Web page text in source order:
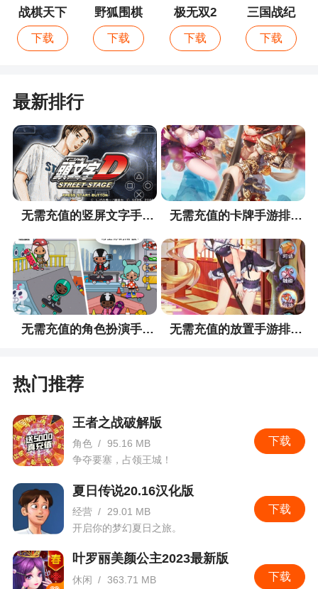
战棋天下
下载
野狐围棋
下载
极无双2
下载
三国战纪
下载
最新排行
无需充值的竖屏文字手游排行榜 无需充值的卡牌手游排行榜
无需充值的角色扮演手游排行榜 无需充值的放置手游排行榜
热门推荐
下载
王者之战破解版
角色 / 95.16 MB
争夺要塞，占领王城！
下载
夏日传说20.16汉化版
经营 /
29.01 MB
开启你的梦幻夏日之旅。
下载
叶罗丽美颜公主2023最新版
休闲 / 363.71 MB